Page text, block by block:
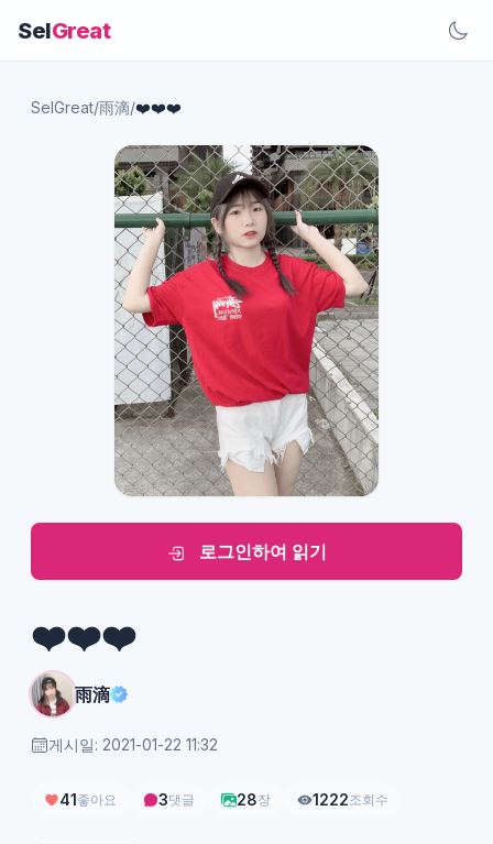
SelGreat
SelGreat/雨滴/❤️❤️❤️
로그인하여 읽기
❤️❤️❤️
雨滴
게시일: 2021-01-22 11:32
41좋아요 3댓글 28장 1222조회수